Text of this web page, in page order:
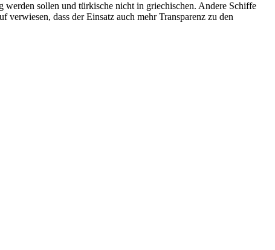
werden sollen und türkische nicht in griechischen. Andere Schiffe
dass der Einsatz auch mehr Transparenz zu den